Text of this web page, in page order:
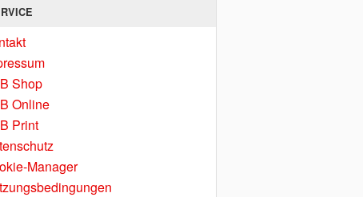
Shop
Online
Print
Manager